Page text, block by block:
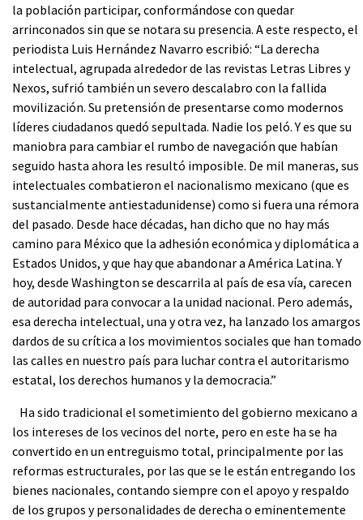
la población participar, conformándose con quedar
arrinconados sin que se notara su presencia. A este respecto, el
periodista Luis Hernández Navarro escribió: “La derecha
intelectual, agrupada alrededor de las revistas Letras Libres y
Nexos, sufrió también un severo descalabro con la fallida
movilización. Su pretensión de presentarse como modernos
líderes ciudadanos quedó sepultada. Nadie los peló. Y es que su
maniobra para cambiar el rumbo de navegación que habían
seguido hasta ahora les resultó imposible. De mil maneras, sus
intelectuales combatieron el nacionalismo mexicano (que es
sustancialmente antiestadunidense) como si fuera una rémora
del pasado. Desde hace décadas, han dicho que no hay más
camino para México que la adhesión económica y diplomática a
Estados Unidos, y que hay que abandonar a América Latina. Y
hoy, desde Washington se descarrila al país de esa vía, carecen
de autoridad para convocar a la unidad nacional. Pero además,
esa derecha intelectual, una y otra vez, ha lanzado los amargos
dardos de su crítica a los movimientos sociales que han tomado
las calles en nuestro país para luchar contra el autoritarismo
estatal, los derechos humanos y la democracia.”
Ha sido tradicional el sometimiento del gobierno mexicano a
los intereses de los vecinos del norte, pero en este ha se ha
convertido en un entreguismo total, principalmente por las
reformas estructurales, por las que se le están entregando los
bienes nacionales, contando siempre con el apoyo y respaldo
de los grupos y personalidades de derecha o eminentemente